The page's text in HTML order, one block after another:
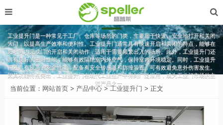
工业提升门
工业提升门是一种常见于工厂、仓库等场所的门类，主要用于快速、安全地打开和关闭
大门，以提高生产效率和便利性。工业提升门通常具有快速开启和关闭的特点，能够在
短时间内完成门的开启和关闭动作，适用于需要频繁出入的场所。此外，工业提升门还
具有良好的密封性能，能够有效隔绝室内外空气，保持室内环境稳定。同时，工业提升
门还具有较高的安全性能，配备有安全传感器和防撞装置，可有效避免意外伤害发生。
因其功能特点突出，工业提升门在现代工业生产中得到广泛应用，成为工业门市场的主
流产品之一。
当前位置： 网站首页 > 产品中心 >工业提升门 > 正文